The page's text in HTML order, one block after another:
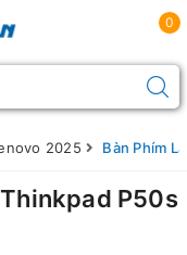
0
2025 Bàn Phím
P50s